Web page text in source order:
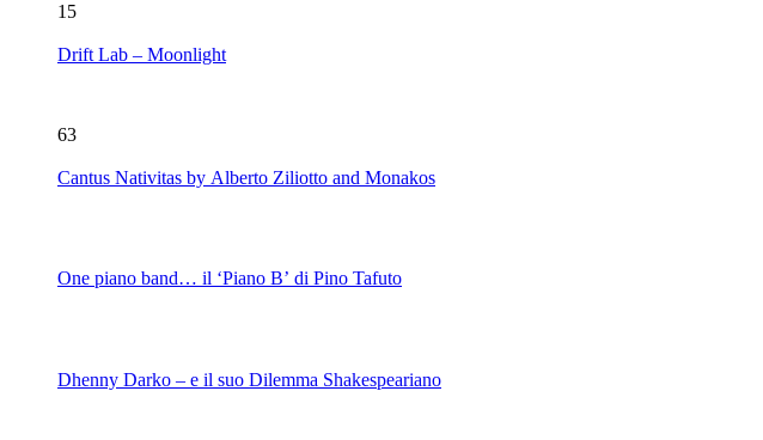
15
Drift Lab – Moonlight
63
Cantus Nativitas by Alberto Ziliotto and Monakos
One piano band… il ‘Piano B’ di Pino Tafuto
Dhenny Darko – e il suo Dilemma Shakespeariano